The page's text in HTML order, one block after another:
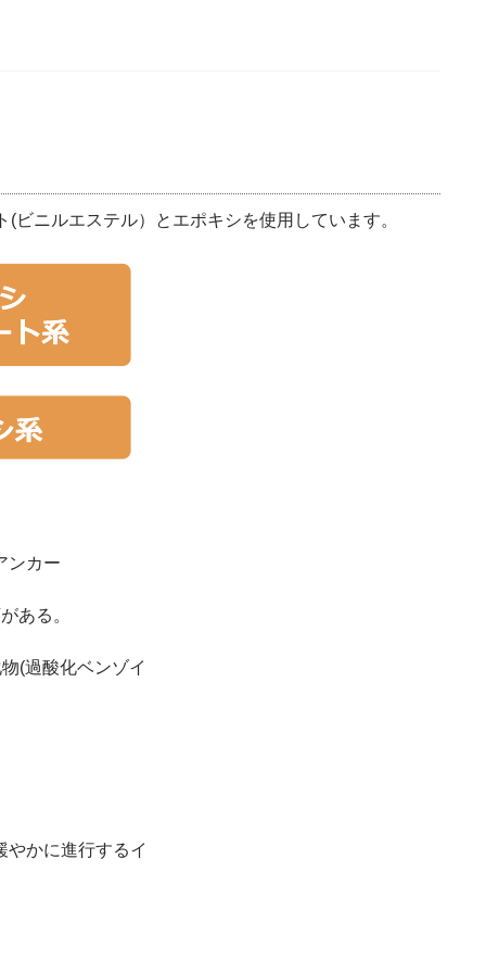
ニルエステル）とエポキシを使用しています。
ンカー
ある。
(過酸化ベンゾイ
やかに進行するイ